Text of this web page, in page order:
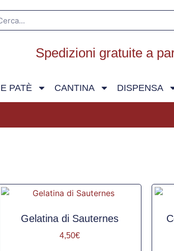
Spedizioni gratuite a
PATÈ CANTINA DISPENSA
Gelatina di Sauternes
4,50€